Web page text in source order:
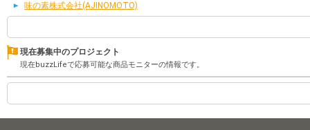
味の素株式会社(AJINOMOTO)
現在募集中のプロジェクト
現在buzzLifeで応募可能な商品モニターの情報です。